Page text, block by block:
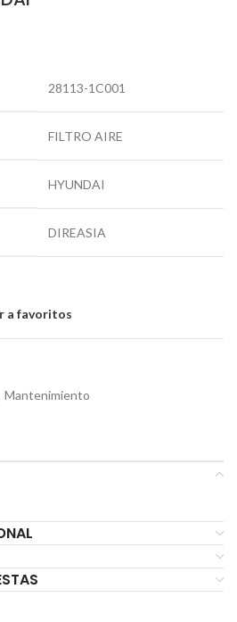
28113-1C001
FILTRO AIRE
HYUNDAI
DIREASIA
a favoritos
Mantenimiento